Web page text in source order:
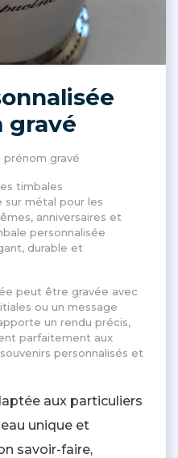
gravé
prénom gravé
timbales
sur métal pour les
anniversaires et
personnalisée
durable et
peut être gravée avec
ou un message
un rendu précis,
parfaitement aux
personnalisés et
aux particuliers
unique et
savoir-faire,